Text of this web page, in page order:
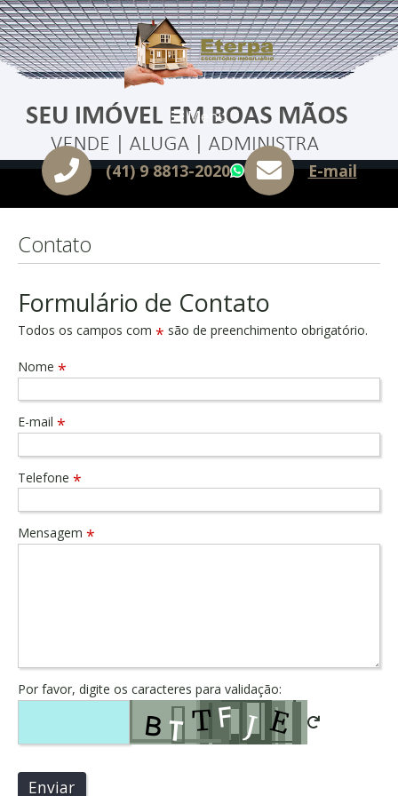
Menu
(41) 9 8813-2020 WhatsApp
E-mail
Contato
Formulário de Contato
Todos os campos com * são de preenchimento obrigatório.
Nome *
E-mail *
Telefone *
Mensagem *
Por favor, digite os caracteres para validação:
Enviar